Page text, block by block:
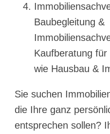
Baubegleitung &
Kaufberatung
wie Hausbau &
Sie suchen
die Ihre ganz
entsprechen sollen?